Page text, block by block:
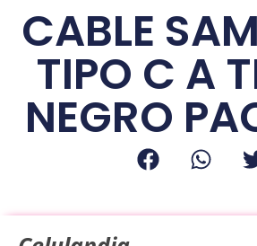
CABLE
TIPO C A
NEGRO
Aceptar